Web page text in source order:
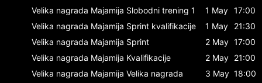
Velika nagrada Majamija Slobodni trening 1 1 May 17:00
Velika nagrada Majamija Sprint kvalifikacije 1 May
21:30
Velika nagrada Majamija Sprint 2 May 17:00
Velika nagrada Majamija Kvalifikacije 2 May 21:00
Velika nagrada Majamija Velika nagrada 3 May 18:00